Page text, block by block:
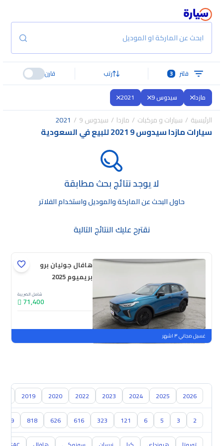
ابحث عن الماركة او الموديل
فلتر 3 رتب قارن
مازدا سيدوس 9 2021
الرئيسية سيارات و مركبات مازدا سيدوس 9 2021
سيارات مازدا سيدوس 9 2021 للبيع في السعودية
لا يوجد نتائج بحث مطابقة
حاول البحث عن الماركة والموديل واستخدام الفلاتر
نقترح عليك النتائج التالية
هافال جوليان برو
بريميوم 2025
شامل الضريبة
71,400
جديدة
ملوحة
غسيل مجاني ٣ اشهر
2026
2025
2024
2023
2022
2020
2019
2
3
5
6
121
323
616
626
818
929